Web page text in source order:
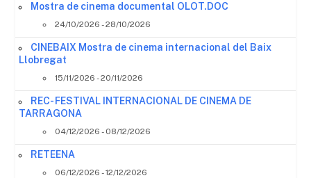
Mostra de cinema documental OLOT.DOC
24/10/2026 - 28/10/2026
CINEBAIX Mostra de cinema internacional del Baix
Llobregat
15/11/2026 - 20/11/2026
REC- FESTIVAL INTERNACIONAL DE CINEMA DE
TARRAGONA
04/12/2026 - 08/12/2026
RETEENA
06/12/2026 - 12/12/2026